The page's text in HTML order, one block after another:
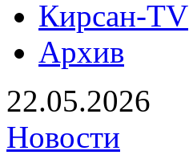
Кирсан-TV
Архив
22.05.2026
Новости